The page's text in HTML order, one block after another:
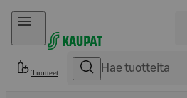
Hyppää sisältöön
Tuotteet